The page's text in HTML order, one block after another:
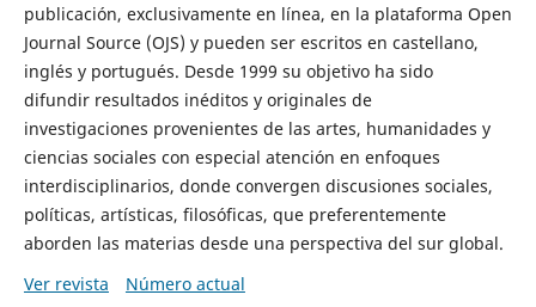
publicación, exclusivamente en línea, en la plataforma Open
Journal Source (OJS) y pueden ser escritos en castellano,
inglés y portugués. Desde 1999 su objetivo ha sido
difundir resultados inéditos y originales de
investigaciones provenientes de las artes, humanidades y
ciencias sociales con especial atención en enfoques
interdisciplinarios, donde convergen discusiones sociales,
políticas, artísticas, filosóficas, que preferentemente
aborden las materias desde una perspectiva del sur global.
Ver revista
Número actual